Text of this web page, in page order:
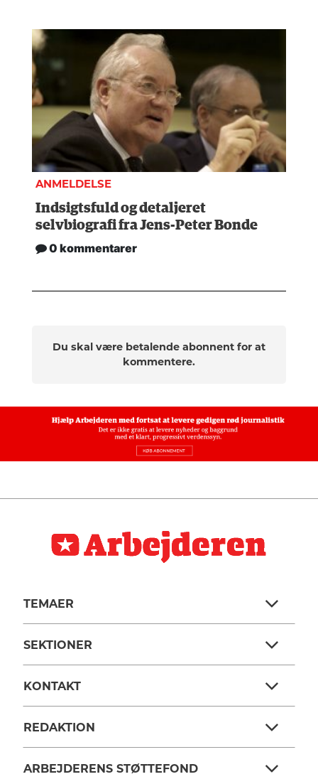
ANMELDELSE
Indsigtsfuld og detaljeret
selvbiografi fra Jens-Peter Bonde
0 kommentarer
Du skal være betalende abonnent for at
kommentere.
TEMAER
SEKTIONER
KONTAKT
REDAKTION
ARBEJDERENS STØTTEFOND